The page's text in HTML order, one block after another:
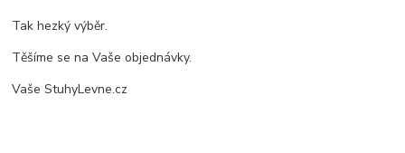
Tak hezký výběr.
Těšíme se na Vaše objednávky.
Vaše StuhyLevne.cz